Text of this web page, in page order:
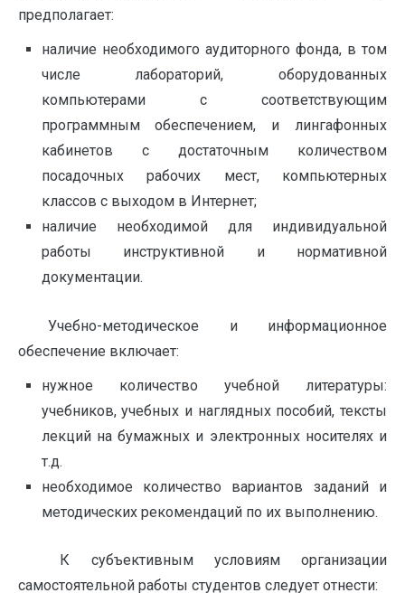
предполагает:
наличие необходимого аудиторного фонда, в том
числе лабораторий, оборудованных
компьютерами с соответствующим
программным обеспечением, и лингафонных
кабинетов с достаточным количеством
посадочных рабочих мест, компьютерных
классов с выходом в Интернет;
наличие необходимой для индивидуальной
работы инструктивной и нормативной
документации.
Учебно-методическое и информационное
обеспечение включает:
нужное количество учебной литературы:
учебников, учебных и наглядных пособий, тексты
лекций на бумажных и электронных носителях и
т.д.
необходимое количество вариантов заданий и
методических рекомендаций по их выполнению.
К субъективным условиям организации
самостоятельной работы студентов следует отнести: